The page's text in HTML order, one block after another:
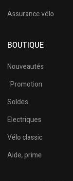
Assurance vélo
BOUTIQUE
Nouveautés
¨Promotion
Soldes
Electriques
Vélo classic
Aide, prime